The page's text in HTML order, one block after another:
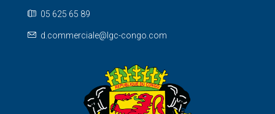
05 625 65 89
d.commerciale@lgc-congo.com